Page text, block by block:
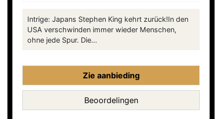
Intrige: Japans Stephen King kehrt zurück!In den
USA verschwinden immer wieder Menschen,
ohne jede Spur. Die...
Zie aanbieding
Beoordelingen